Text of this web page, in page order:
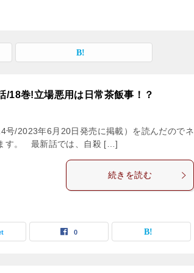
18巻!立場悪用は日常茶飯事！？
号/2023年6月20日発売に掲載）を読んだのでネ
す。 最新話では、自殺 […]
続きを読む
0